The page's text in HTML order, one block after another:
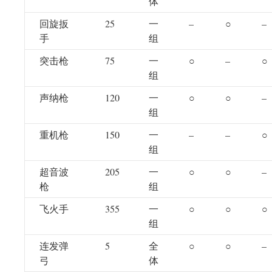
回旋扳
手
25
一
组
– ○ –
突击枪 75
一
组
○ – ○
声纳枪 120
一
组
○ ○ –
重机枪 150
一
组
– – ○
超音波
枪
205
一
组
○ ○ –
飞火手 355
一
组
○ ○ ○
连发弹
弓
5
全
体
○ ○ –